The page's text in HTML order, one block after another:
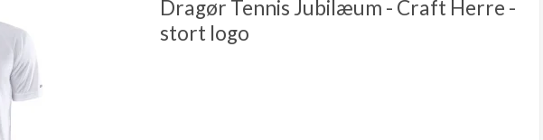
Dragør Tennis Jubilæum - Craft Herre -
stort logo